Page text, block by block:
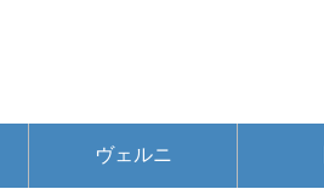
ヴェルニ